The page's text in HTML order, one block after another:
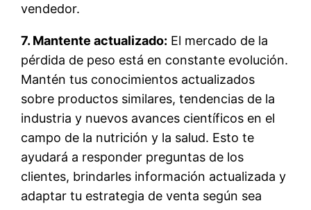
vendedor.
7. Mantente actualizado: El mercado de la
pérdida de peso está en constante evolución.
Mantén tus conocimientos actualizados
sobre productos similares, tendencias de la
industria y nuevos avances científicos en el
campo de la nutrición y la salud. Esto te
ayudará a responder preguntas de los
clientes, brindarles información actualizada y
adaptar tu estrategia de venta según sea